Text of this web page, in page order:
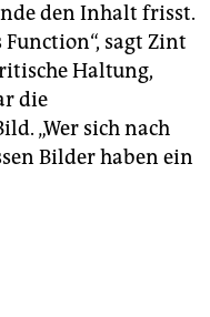
den Inhalt frisst.
sagt Zint
Haltung,
die
„Wer sich nach
Bilder haben ein